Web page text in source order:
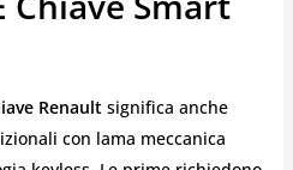
Renault significa anche
con lama meccanica